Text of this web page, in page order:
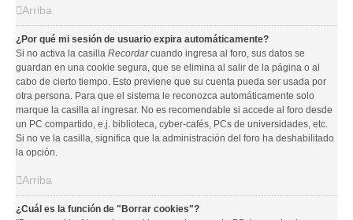
Arriba
¿Por qué mi sesión de usuario expira automáticamente?
Si no activa la casilla Recordarcuando ingresa al foro, sus datos se
guardan en una cookie segura, que se elimina al salir de la página o al
cabo de cierto tiempo. Esto previene que su cuenta pueda ser usada por
otra persona. Para que el sistema le reconozca automáticamente solo
marque la casilla al ingresar. No es recomendable si accede al foro desde
un PC compartido, e.j. biblioteca, cyber-cafés, PCs de universidades, etc.
Si no ve la casilla, significa que la administración del foro ha deshabilitado
la opción.
Arriba
¿Cuál es la función de "Borrar cookies"?